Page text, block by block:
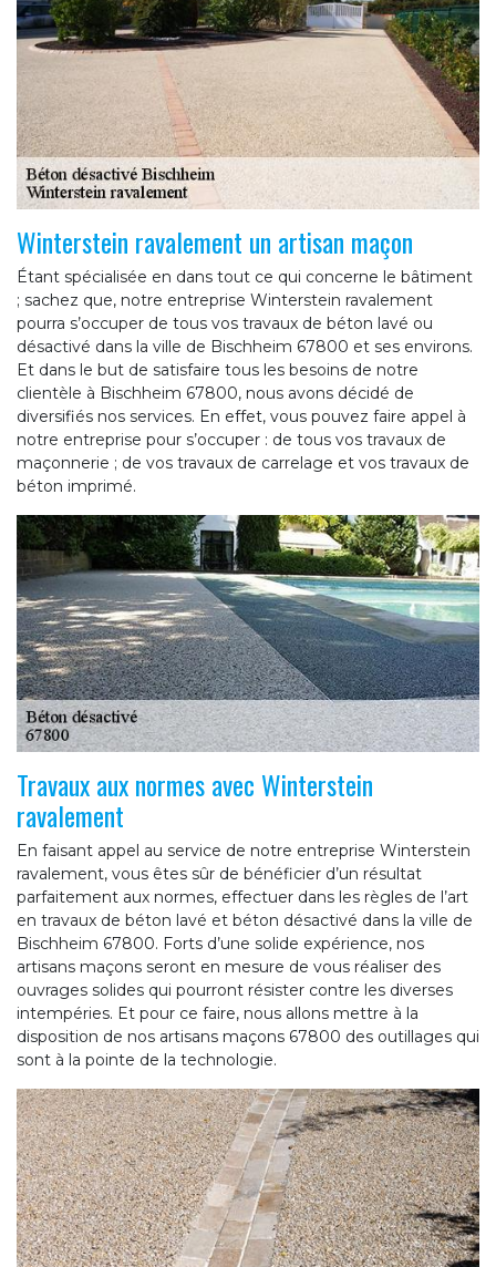
Winterstein ravalement un artisan maçon
Étant spécialisée en dans tout ce qui concerne le bâtiment
; sachez que, notre entreprise Winterstein ravalement
pourra s’occuper de tous vos travaux de béton lavé ou
désactivé dans la ville de Bischheim 67800 et ses environs.
Et dans le but de satisfaire tous les besoins de notre
clientèle à Bischheim 67800, nous avons décidé de
diversifiés nos services. En effet, vous pouvez faire appel à
notre entreprise pour s’occuper : de tous vos travaux de
maçonnerie ; de vos travaux de carrelage et vos travaux de
béton imprimé.
Travaux aux normes avec Winterstein
ravalement
En faisant appel au service de notre entreprise Winterstein
ravalement, vous êtes sûr de bénéficier d’un résultat
parfaitement aux normes, effectuer dans les règles de l’art
en travaux de béton lavé et béton désactivé dans la ville de
Bischheim 67800. Forts d’une solide expérience, nos
artisans maçons seront en mesure de vous réaliser des
ouvrages solides qui pourront résister contre les diverses
intempéries. Et pour ce faire, nous allons mettre à la
disposition de nos artisans maçons 67800 des outillages qui
sont à la pointe de la technologie.